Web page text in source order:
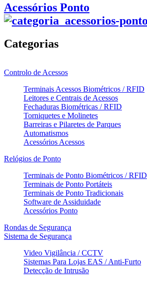
Acessórios Ponto
Categorias
Controlo de Acessos
Terminais Acessos Biométricos / RFID
Leitores e Centrais de Acessos
Fechaduras Biométricas / RFID
Torniquetes e Molinetes
Barreiras e Pilaretes de Parques
Automatismos
Acessórios Acessos
Relógios de Ponto
Terminais de Ponto Biométricos / RFID
Terminais de Ponto Portáteis
Terminais de Ponto Tradicionais
Software de Assiduidade
Acessórios Ponto
Rondas de Segurança
Sistema de Segurança
Video Vigilância / CCTV
Sistemas Para Lojas EAS / Anti-Furto
Detecção de Intrusão